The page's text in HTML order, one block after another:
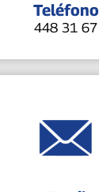
Teléfono
448 31 67